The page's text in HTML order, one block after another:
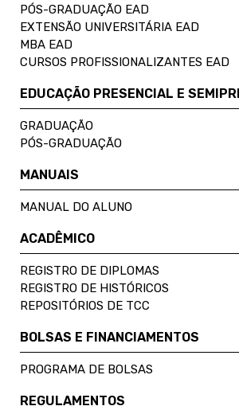
PÓS-GRADUAÇÃO EAD
EXTENSÃO UNIVERSITÁRIA EAD
MBA EAD
CURSOS PROFISSIONALIZANTES EAD
EDUCAÇÃO PRESENCIAL E
GRADUAÇÃO
PÓS-GRADUAÇÃO
MANUAIS
MANUAL DO ALUNO
ACADÊMICO
REGISTRO DE DIPLOMAS
REGISTRO DE HISTÓRICOS
REPOSITÓRIOS DE TCC
BOLSAS E FINANCIAMENTOS
PROGRAMA DE BOLSAS
REGULAMENTOS